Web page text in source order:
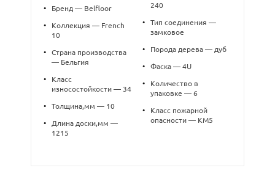
• Бренд — Belfloor
•
Коллекция — French
10
•
Страна производства
— Бельгия
•
Класс
износостойкости — 34
• Толщина,мм — 10
•
Длина доски,мм —
1215
240
•
Тип соединения —
замковое
• Порода дерева — дуб
• Фаска — 4U
•
Количество в
упаковке — 6
•
Класс пожарной
опасности — КМ5